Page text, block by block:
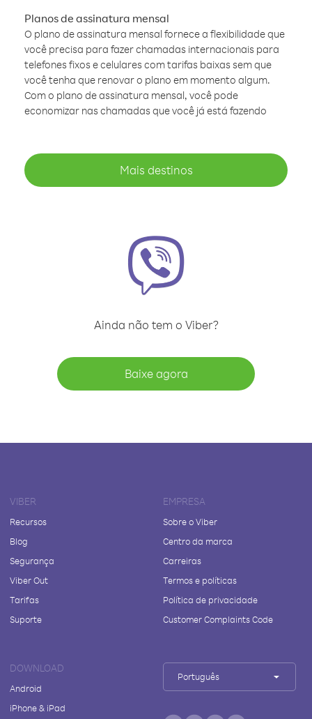
Planos de assinatura mensal
O plano de assinatura mensal fornece a flexibilidade que
você precisa para fazer chamadas internacionais para
telefones fixos e celulares com tarifas baixas sem que
você tenha que renovar o plano em momento algum.
Com o plano de assinatura mensal, você pode
economizar nas chamadas que você já está fazendo
Mais destinos
Ainda não tem o Viber?
Baixe agora
VIBER
Recursos
Blog
Segurança
Viber Out
Tarifas
Suporte
EMPRESA
Sobre o Viber
Centro da marca
Carreiras
Termos e políticas
Política de privacidade
Customer Complaints Code
DOWNLOAD
Android
iPhone & iPad
Português